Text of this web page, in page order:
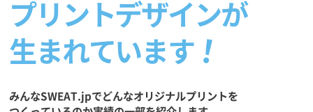
プリントデザインが
生まれています
みんなSWEAT.jpでどんなオリジナルプリントを